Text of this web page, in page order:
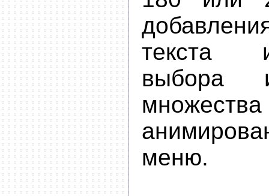
текста
выбора
меню.